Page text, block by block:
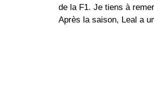
de la F1. Je tiens à
Après la saison, Leal a